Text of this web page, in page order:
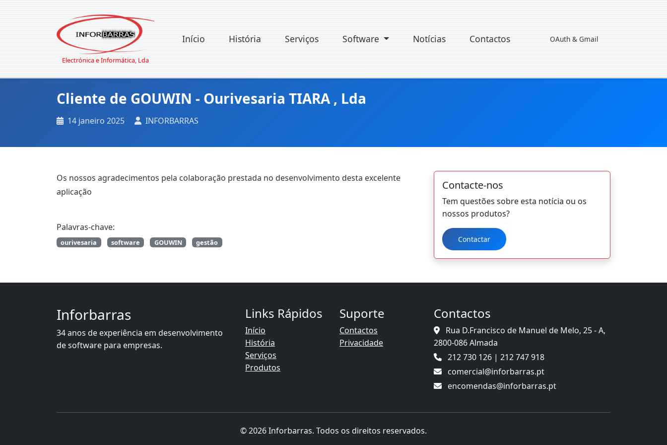
Electrónica e Informática, Lda
Início História Serviços Software Notícias Contactos OAuth & Gmail
Cliente de GOUWIN - Ourivesaria TIARA , Lda
14 janeiro 2025 INFORBARRAS
Os nossos agradecimentos pela colaboração prestada no desenvolvimento desta excelente
aplicação
Palavras-chave:
ourivesaria software GOUWIN gestão
Contacte-nos
Tem questões sobre esta notícia ou os
nossos produtos?
Contactar
Inforbarras
34 anos de experiência em desenvolvimento
de software para empresas.
Links Rápidos
Início
História
Serviços
Produtos
Suporte
Contactos
Privacidade
Contactos
Rua D.Francisco de Manuel de Melo, 25 - A,
2800-086 Almada
212 730 126 | 212 747 918
comercial@inforbarras.pt
encomendas@inforbarras.pt
© 2026 Inforbarras. Todos os direitos reservados.